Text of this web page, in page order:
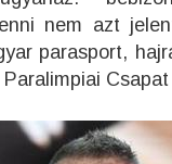
nem azt
parasport,
Paralimpiai